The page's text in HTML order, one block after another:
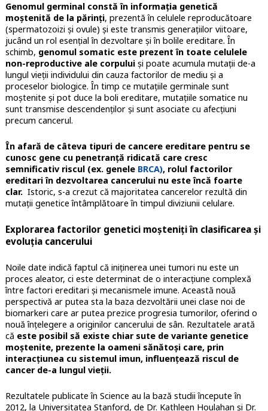
Genomul germinal constă în informația genetică
moștenită de la părinți, prezentă în celulele reproducătoare
(spermatozoizi și ovule) și este transmis generațiilor viitoare,
jucând un rol esențial în dezvoltare și în bolile ereditare. În
schimb, genomul somatic este prezent în toate celulele
non-reproductive ale corpuluiși poate acumula mutații de-a
lungul vieții individului din cauza factorilor de mediu și a
proceselor biologice. În timp ce mutațiile germinale sunt
moștenite și pot duce la boli ereditare, mutațiile somatice nu
sunt transmise descendenților și sunt asociate cu afecțiuni
precum cancerul.
În afară de câteva tipuri de cancere ereditare pentru se
cunosc gene cu penetranță ridicată care cresc
semnificativ riscul (ex. genele BRCA), rolul factorilor
ereditari în dezvoltarea cancerului nu este încă foarte
clar. Istoric, s-a crezut că majoritatea cancerelor rezultă din
mutații genetice întâmplătoare în timpul diviziunii celulare.
Explorarea factorilor genetici moșteniți în clasificarea și
evoluția cancerului
Noile date indică faptul că iniținerea unei tumori nu este un
proces aleator, ci este determinat de o interacțiune complexă
între factori ereditari și mecanismele imune. Această nouă
perspectivă ar putea sta la baza dezvoltării unei clase noi de
biomarkeri care ar putea prezice progresia tumorilor, oferind o
nouă înțelegere a originilor cancerului de sân. Rezultatele arată
că este posibil să existe chiar sute de variante genetice
moștenite, prezente la oameni sănătoși care, prin
interacțiunea cu sistemul imun, influențează riscul de
cancer de-a lungul vieții.
Rezultatele publicate în Science au la bază studii începute în
2012, la Universitatea Stanford, de Dr. Kathleen Houlahan și Dr.